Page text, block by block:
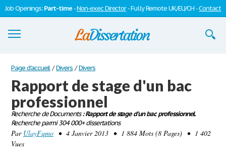
Job Openings:Part-time -Non-exec Director- Fully Remote UK/EU/CH -Contact
Dissertations
S'inscrire
Se connecter
Contactez-nous
Page d'accueil / Divers / Divers
Rapport de stage d'un bac
professionnel
Recherche de Documents: Rapport de stage d'un bac professionnel.
Recherche parmi 304 000+ dissertations
Par UlayFqmo • 4 Janvier 2013 • 1 884 Mots (8 Pages) • 1 402
Vues